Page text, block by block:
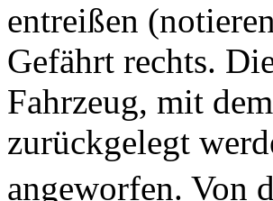
entreißen
Gefährt rechts.
Fahrzeug, mit
zurückgelegt
angeworfen. Von